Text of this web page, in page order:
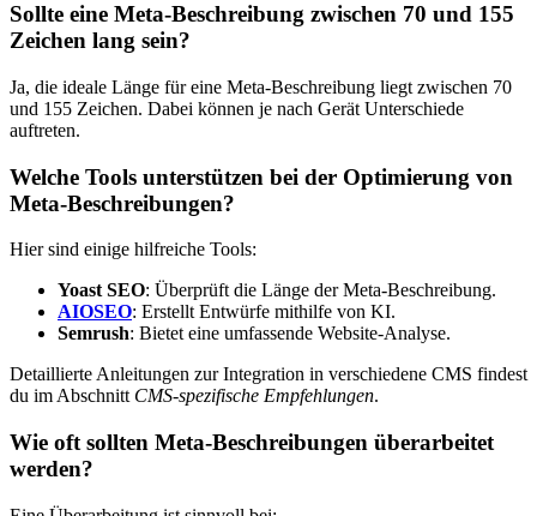
Sollte eine Meta-Beschreibung zwischen 70 und 155
Zeichen lang sein?
Ja, die ideale Länge für eine Meta-Beschreibung liegt zwischen 70
und 155 Zeichen. Dabei können je nach Gerät Unterschiede
auftreten.
Welche Tools unterstützen bei der Optimierung von
Meta-Beschreibungen?
Hier sind einige hilfreiche Tools:
Yoast SEO: Überprüft die Länge der Meta-Beschreibung.
AIOSEO: Erstellt Entwürfe mithilfe von KI.
Semrush: Bietet eine umfassende Website-Analyse.
Detaillierte Anleitungen zur Integration in verschiedene CMS findest
du im Abschnitt CMS-spezifische Empfehlungen.
Wie oft sollten Meta-Beschreibungen überarbeitet
werden?